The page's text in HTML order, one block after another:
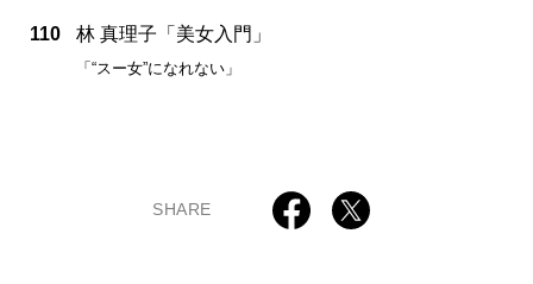
110 林 真理子「美女入門」
「“スー女”になれない」
SHARE